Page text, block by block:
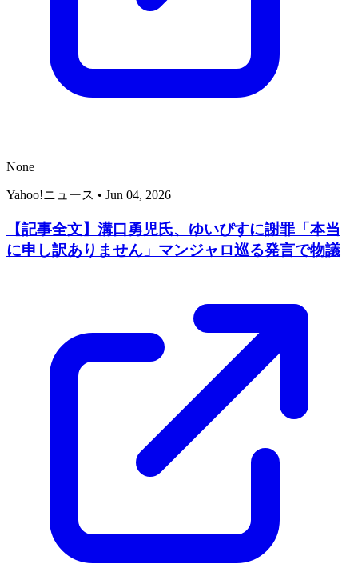
None
Yahoo!ニュース • Jun 04, 2026
【記事全文】溝口勇児氏、ゆいぴすに謝罪「本当
に申し訳ありません」マンジャロ巡る発言で物議